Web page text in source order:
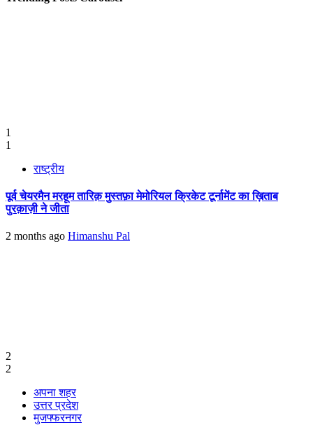
1
1
राष्ट्रीय
पूर्व चेयरमैन मरहूम तारिक़ मुस्तफ़ा मेमोरियल क्रिकेट टूर्नामेंट का ख़िताब
पुरक़ाज़ी ने जीता
2 months ago Himanshu Pal
2
2
अपना शहर
उत्तर प्रदेश
मुजफ्फरनगर